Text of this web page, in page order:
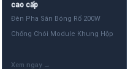
cao cấp
Đèn Pha Sân Bóng Rổ 200W
Chống Chói Module Khung Hộp